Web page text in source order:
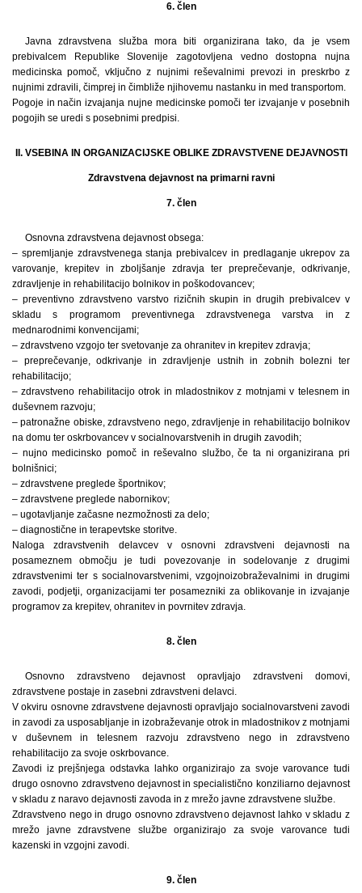
6. člen
Javna zdravstvena služba mora biti organizirana tako, da je vsem
prebivalcem Republike Slovenije zagotovljena vedno dostopna nujna
medicinska pomoč, vključno z nujnimi reševalnimi prevozi in preskrbo z
nujnimi zdravili, čimprej in čimbliže njihovemu nastanku in med transportom.
Pogoje in način izvajanja nujne medicinske pomoči ter izvajanje v posebnih
pogojih se uredi s posebnimi predpisi.
II. VSEBINA IN ORGANIZACIJSKE OBLIKE ZDRAVSTVENE DEJAVNOSTI
Zdravstvena dejavnost na primarni ravni
7. člen
Osnovna zdravstvena dejavnost obsega:
– spremljanje zdravstvenega stanja prebivalcev in predlaganje ukrepov za
varovanje, krepitev in zboljšanje zdravja ter preprečevanje, odkrivanje,
zdravljenje in rehabilitacijo bolnikov in poškodovancev;
– preventivno zdravstveno varstvo rizičnih skupin in drugih prebivalcev v
skladu s programom preventivnega zdravstvenega varstva in z
mednarodnimi konvencijami;
– zdravstveno vzgojo ter svetovanje za ohranitev in krepitev zdravja;
– preprečevanje, odkrivanje in zdravljenje ustnih in zobnih bolezni ter
rehabilitacijo;
– zdravstveno rehabilitacijo otrok in mladostnikov z motnjami v telesnem in
duševnem razvoju;
– patronažne obiske, zdravstveno nego, zdravljenje in rehabilitacijo bolnikov
na domu ter oskrbovancev v socialnovarstvenih in drugih zavodih;
– nujno medicinsko pomoč in reševalno službo, če ta ni organizirana pri
bolnišnici;
– zdravstvene preglede športnikov;
– zdravstvene preglede nabornikov;
– ugotavljanje začasne nezmožnosti za delo;
– diagnostične in terapevtske storitve.
Naloga zdravstvenih delavcev v osnovni zdravstveni dejavnosti na
posameznem območju je tudi povezovanje in sodelovanje z drugimi
zdravstvenimi ter s socialnovarstvenimi, vzgojnoizobraževalnimi in drugimi
zavodi, podjetji, organizacijami ter posamezniki za oblikovanje in izvajanje
programov za krepitev, ohranitev in povrnitev zdravja.
8. člen
Osnovno zdravstveno dejavnost opravljajo zdravstveni domovi,
zdravstvene postaje in zasebni zdravstveni delavci.
V okviru osnovne zdravstvene dejavnosti opravljajo socialnovarstveni zavodi
in zavodi za usposabljanje in izobraževanje otrok in mladostnikov z motnjami
v duševnem in telesnem razvoju zdravstveno nego in zdravstveno
rehabilitacijo za svoje oskrbovance.
Zavodi iz prejšnjega odstavka lahko organizirajo za svoje varovance tudi
drugo osnovno zdravstveno dejavnost in specialistično konziliarno dejavnost
v skladu z naravo dejavnosti zavoda in z mrežo javne zdravstvene službe.
Zdravstveno nego in drugo osnovno zdravstveno dejavnost lahko v skladu z
mrežo javne zdravstvene službe organizirajo za svoje varovance tudi
kazenski in vzgojni zavodi.
9. člen